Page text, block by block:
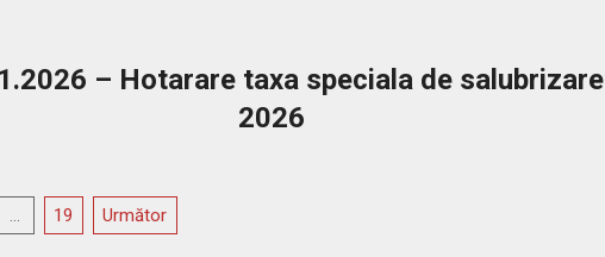
– Hotarare taxa speciala de salubrizare
2026
19 Următor